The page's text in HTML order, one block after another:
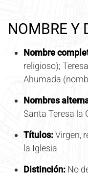
NOMBRE Y
Nombre
religioso);
Ahumada
Nombres
Santa Teresa la
Títulos:Virgen,
la Iglesia
Distinción: No